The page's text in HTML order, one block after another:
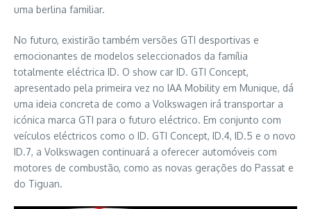
uma berlina familiar.
No futuro, existirão também versões GTI desportivas e
emocionantes de modelos seleccionados da família
totalmente eléctrica ID. O show car ID. GTI Concept,
apresentado pela primeira vez no IAA Mobility em Munique, dá
uma ideia concreta de como a Volkswagen irá transportar a
icónica marca GTI para o futuro eléctrico. Em conjunto com
veículos eléctricos como o ID. GTI Concept, ID.4, ID.5 e o novo
ID.7, a Volkswagen continuará a oferecer automóveis com
motores de combustão, como as novas gerações do Passat e
do Tiguan.